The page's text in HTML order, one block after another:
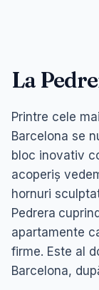
La
Printre cele
Barcelona se
bloc inovativ
acoperiș
hornuri
Pedrera
apartamente
firme. Este al
Barcelona,